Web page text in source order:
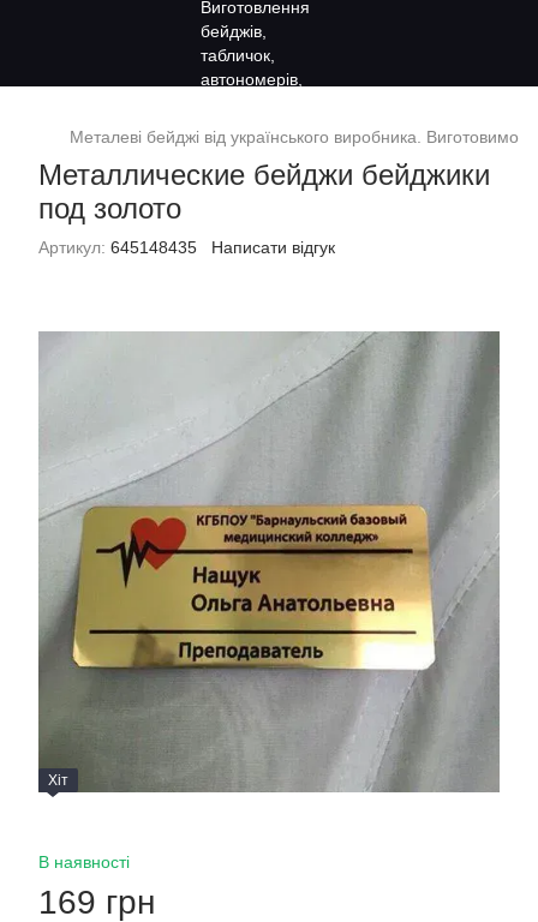
Металеві бейджі від українського виробника. Виготовимо
Металлические бейджи бейджики
под золото
Артикул: 645148435 Написати відгук
Хіт
В наявності
169 грн